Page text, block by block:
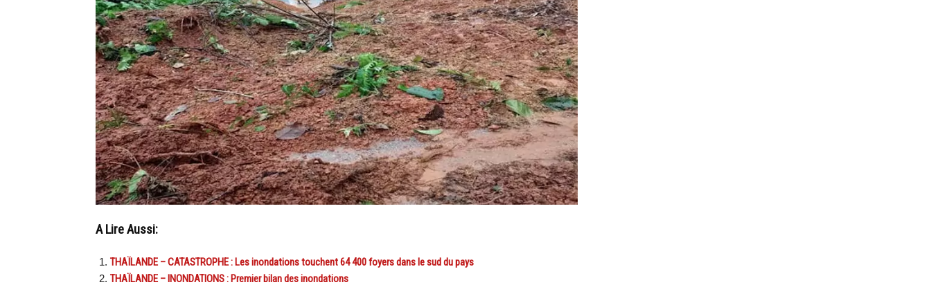
A Lire Aussi:
THAÏLANDE – CATASTROPHE : Les inondations touchent 64 400 foyers dans le sud du pays
THAÏLANDE – INONDATIONS : Premier bilan des inondations